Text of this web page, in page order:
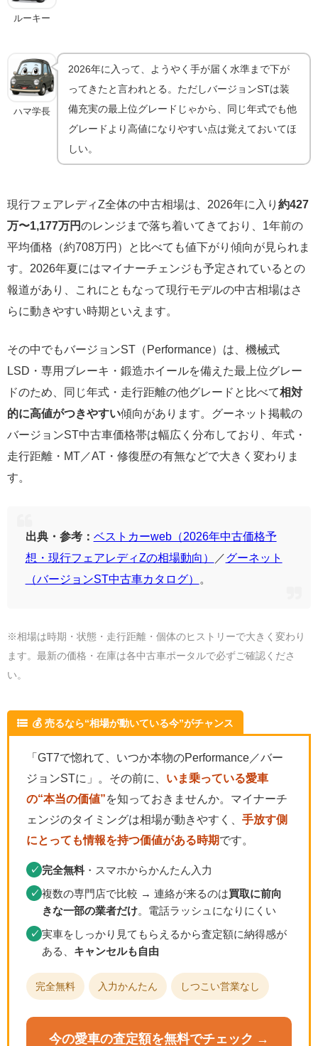
ルーキー
ハマ学長
2026年に入って、ようやく手が届く水準まで下が
ってきたと言われとる。ただしバージョンSTは装
備充実の最上位グレードじゃから、同じ年式でも他
グレードより高値になりやすい点は覚えておいてほ
しい。
現行フェアレディZ全体の中古相場は、2026年に入り 約427
万〜1,177万円のレンジまで落ち着いてきており、1年前の
平均価格（約708万円）と比べても値下がり傾向が見られま
す。2026年夏にはマイナーチェンジも予定されているとの
報道があり、これにともなって現行モデルの中古相場はさ
らに動きやすい時期といえます。
その中でもバージョンST（Performance）は、機械式
LSD・専用ブレーキ・鍛造ホイールを備えた最上位グレー
ドのため、同じ年式・走行距離の他グレードと比べて相対
的に高値がつきやすい傾向があります。グーネット掲載の
バージョンST中古車価格帯は幅広く分布しており、年式・
走行距離・MT／AT・修復歴の有無などで大きく変わりま
す。
出典・参考： ベストカーweb（2026年中古価格予
想・現行フェアレディZの相場動向）
／グーネット
（バージョンST中古車カタログ）
※相場は時期・状態・走行距離・個体のヒストリーで大きく変わり
ます。最新の価格・在庫は各中古車ポータルで必ずご確認くださ
い。
💰 売るなら“相場が動いている今”がチャンス
「GT7で惚れて、いつか本物のPerformance／バー
ジョンSTに」。その前に、 いま乗っている愛車
の“本当の価値”を知っておきませんか。マイナーチ
ェンジのタイミングは相場が動きやすく、 手放す側
にとっても情報を持つ価値がある時期です。
✓ 完全無料 ・スマホからかんたん入力
✓ 複数の専門店で比較 → 連絡が来るのは買取に前向
きな一部の業者だけ。電話ラッシュになりにくい
✓ 実車をしっかり見てもらえるから査定額に納得感が
ある、 キャンセルも自由
完全無料 入力かんたん しつこい営業なし
今の愛車の査定額を無料でチェック →